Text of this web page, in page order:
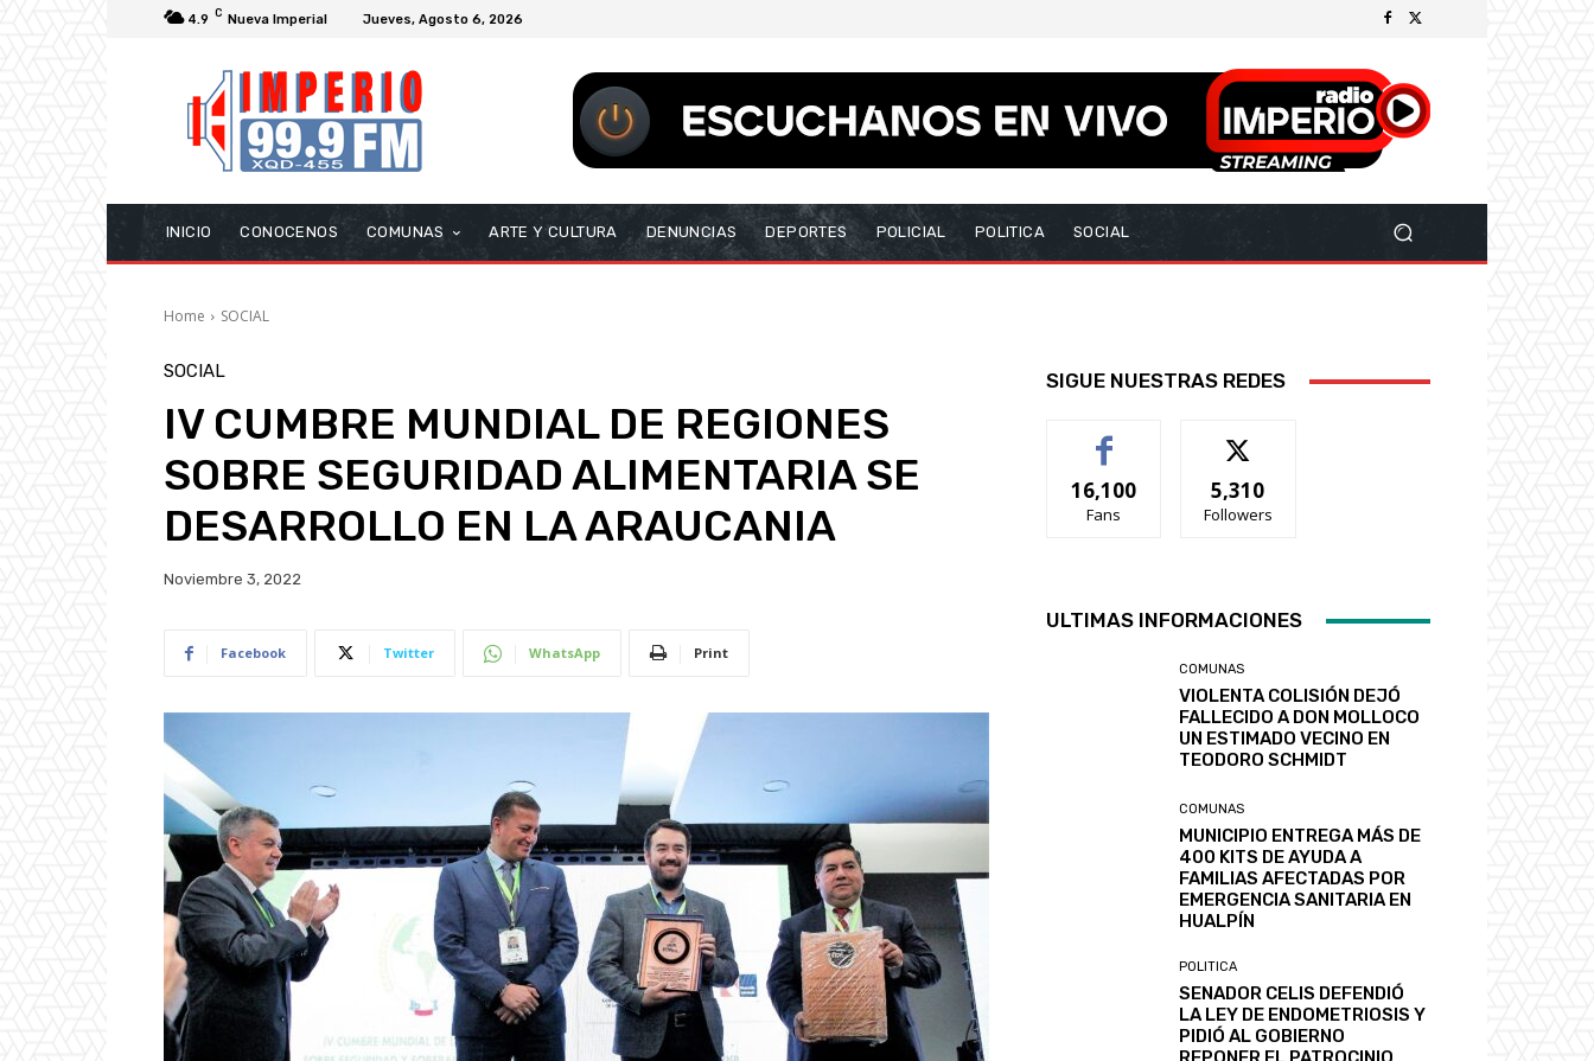
4.9 C Nueva Imperial Jueves, Agosto 6, 2026
INICIO CONOCENOS COMUNAS ARTE Y CULTURA DENUNCIAS DEPORTES POLICIAL POLITICA SOCIAL
Home SOCIAL
SOCIAL
IV CUMBRE MUNDIAL DE REGIONES
SOBRE SEGURIDAD ALIMENTARIA SE
DESARROLLO EN LA ARAUCANIA
Noviembre 3, 2022
Facebook Twitter WhatsApp Print
SIGUE NUESTRAS REDES
16,100
Fans
5,310
Followers
ULTIMAS INFORMACIONES
COMUNAS
VIOLENTA COLISIÓN DEJÓ
FALLECIDO A DON MOLLOCO
UN ESTIMADO VECINO EN
TEODORO SCHMIDT
COMUNAS
MUNICIPIO ENTREGA MÁS DE
400 KITS DE AYUDA A
FAMILIAS AFECTADAS POR
EMERGENCIA SANITARIA EN
HUALPÍN
POLITICA
SENADOR CELIS DEFENDIÓ
LA LEY DE ENDOMETRIOSIS Y
PIDIÓ AL GOBIERNO